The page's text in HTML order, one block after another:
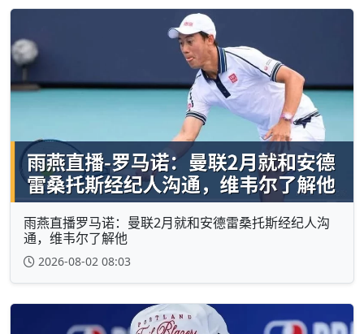
雨燕直播罗马诺：曼联2月就和安德雷桑托斯经纪人沟
通，维韦尔了解他
2026-08-02 08:03